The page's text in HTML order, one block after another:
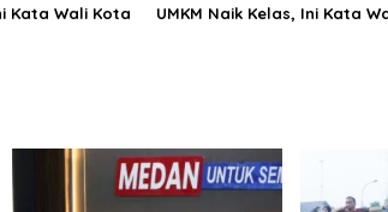
Kata Wali Kota
UMKM Naik Kelas, Ini Kata